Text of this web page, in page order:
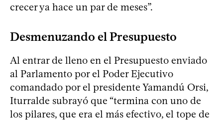
crecer ya hace un par de meses”.
Desmenuzando el Presupuesto
Al entrar de lleno en el Presupuesto enviado
al Parlamento por el Poder Ejecutivo
comandado por el presidente Yamandú Orsi,
Iturralde subrayó que “termina con uno de
los pilares, que era el más efectivo, el tope de